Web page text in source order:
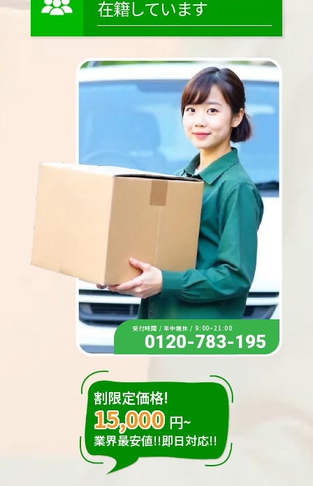
在籍しています
受付時間 / 年中無休 / 9:00~21:00
0120-783-195
割限定価格!
15,000 円~
業界最安値!!即日対応!!